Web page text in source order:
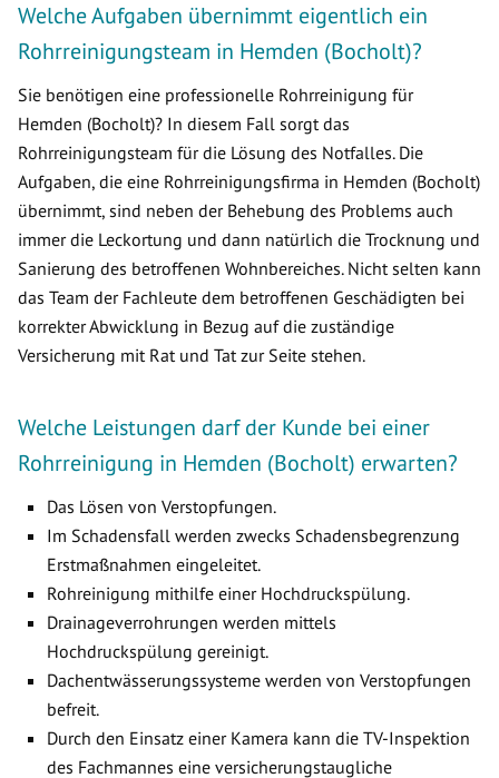
Welche Aufgaben übernimmt eigentlich ein
Rohrreinigungsteam in Hemden (Bocholt)?
Sie benötigen eine professionelle Rohrreinigung für
Hemden (Bocholt)? In diesem Fall sorgt das
Rohrreinigungsteam für die Lösung des Notfalles. Die
Aufgaben, die eine Rohrreinigungsfirma in Hemden (Bocholt)
übernimmt, sind neben der Behebung des Problems auch
immer die Leckortung und dann natürlich die Trocknung und
Sanierung des betroffenen Wohnbereiches. Nicht selten kann
das Team der Fachleute dem betroffenen Geschädigten bei
korrekter Abwicklung in Bezug auf die zuständige
Versicherung mit Rat und Tat zur Seite stehen.
Welche Leistungen darf der Kunde bei einer
Rohrreinigung in Hemden (Bocholt) erwarten?
Das Lösen von Verstopfungen.
Im Schadensfall werden zwecks Schadensbegrenzung
Erstmaßnahmen eingeleitet.
Rohreinigung mithilfe einer Hochdruckspülung.
Drainageverrohrungen werden mittels
Hochdruckspülung gereinigt.
Dachentwässerungssysteme werden von Verstopfungen
befreit.
Durch den Einsatz einer Kamera kann die TV-Inspektion
des Fachmannes eine versicherungstaugliche